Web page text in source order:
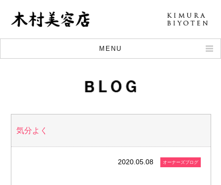
MENU
KODAWARI
STYLE
STAFF
RECRUIT
気分よく
2020.05.08 オーナーズブログ